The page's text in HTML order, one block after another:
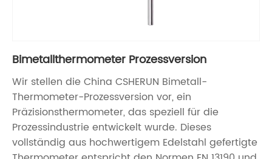
Bimetallthermometer Prozessversion
Wir stellen die China CSHERUN Bimetall-
Thermometer-Prozessversion vor, ein
Präzisionsthermometer, das speziell für die
Prozessindustrie entwickelt wurde. Dieses
vollständig aus hochwertigem Edelstahl gefertigte